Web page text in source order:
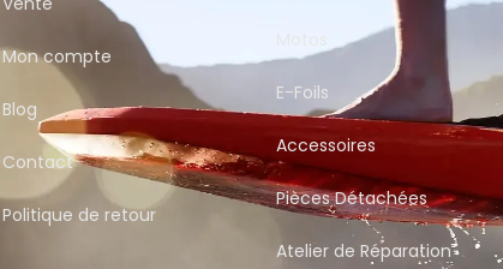
Mon compte
Blog
Contact
Politique de retour
Motos
E-Foils
Accessoires
Pièces Détachées
Atelier de Réparation